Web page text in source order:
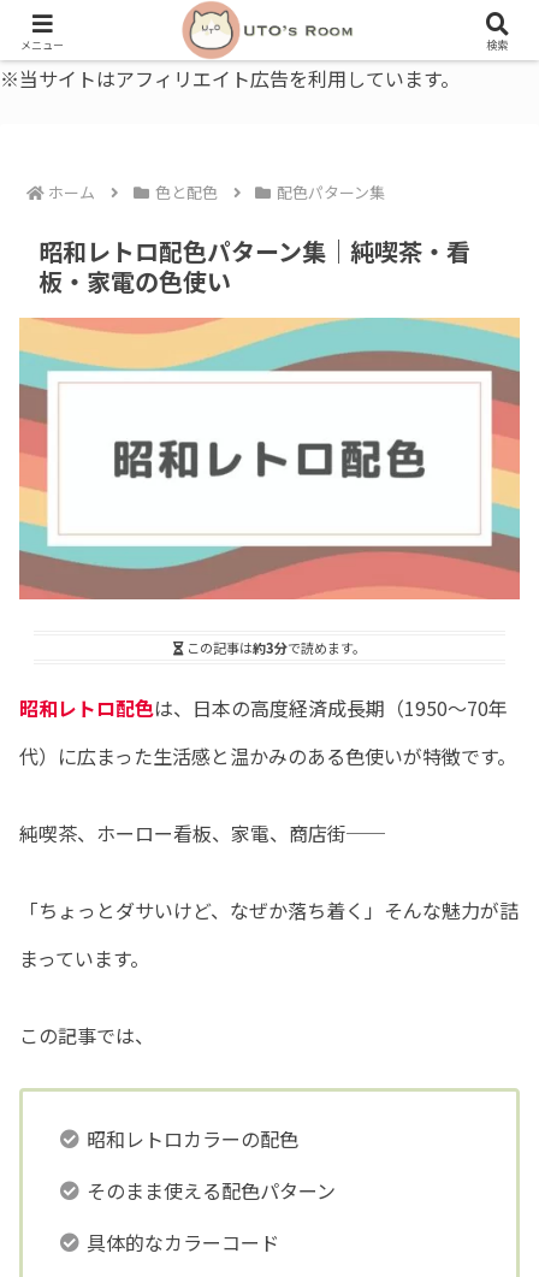
うとの部屋｜毎日に、ちょっと役立つ色と暮らし、健康のこと。
※当サイトはアフィリエイト広告を利用しています。
ホーム 色と配色 配色パターン集
昭和レトロ配色パターン集｜純喫茶・看
板・家電の色使い
この記事は約3分で読めます。
昭和レトロ配色は、日本の高度経済成長期（1950〜70年
代）に広まった生活感と温かみのある色使いが特徴です。
純喫茶、ホーロー看板、家電、商店街──
「ちょっとダサいけど、なぜか落ち着く」そんな魅力が詰
まっています。
この記事では、
昭和レトロカラーの配色
そのまま使える配色パターン
具体的なカラーコード
メニュー 検索